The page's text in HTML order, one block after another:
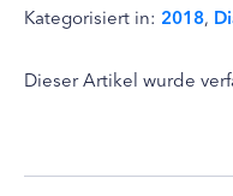
Kategorisiert in: 2018,
Dieser Artikel wurde